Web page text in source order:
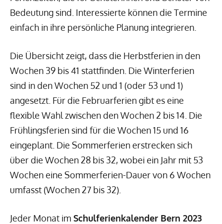
Bedeutung sind. Interessierte können die Termine
einfach in ihre persönliche Planung integrieren.
Die Übersicht zeigt, dass die Herbstferien in den
Wochen 39 bis 41 stattfinden. Die Winterferien
sind in den Wochen 52 und 1 (oder 53 und 1)
angesetzt. Für die Februarferien gibt es eine
flexible Wahl zwischen den Wochen 2 bis 14. Die
Frühlingsferien sind für die Wochen 15 und 16
eingeplant. Die Sommerferien erstrecken sich
über die Wochen 28 bis 32, wobei ein Jahr mit 53
Wochen eine Sommerferien-Dauer von 6 Wochen
umfasst (Wochen 27 bis 32).
Jeder Monat im Schulferienkalender Bern 2023